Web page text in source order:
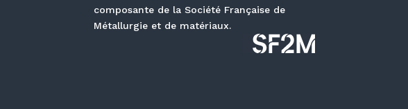
composante de la Société Française de
Métallurgie et de matériaux.